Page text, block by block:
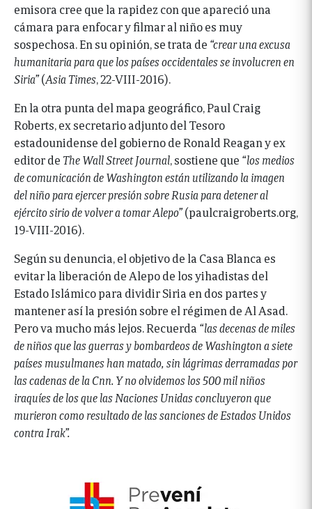
emisora cree que la rapidez con que apareció una
cámara para enfocar y filmar al niño es muy
sospechosa. En su opinión, se trata de “crear una excusa
humanitaria para que los países occidentales se involucren en
Siria”(Asia Times , 22-VIII-2016).
En la otra punta del mapa geográfico, Paul Craig
Roberts, ex secretario adjunto del Tesoro
estadounidense del gobierno de Ronald Reagan y ex
editor de The Wall Street Journal , sostiene que “los medios
de comunicación de Washington están utilizando la imagen
del niño para ejercer presión sobre Rusia para detener al
ejército sirio de volver a tomar Alepo”(paulcraigroberts.org,
19-VIII-2016).
Según su denuncia, el objetivo de la Casa Blanca es
evitar la liberación de Alepo de los yihadistas del
Estado Islámico para dividir Siria en dos partes y
mantener así la presión sobre el régimen de Al Asad.
Pero va mucho más lejos. Recuerda “las decenas de miles
de niños que las guerras y bombardeos de Washington a siete
países musulmanes han matado, sin lágrimas derramadas por
las cadenas de la Cnn. Y no olvidemos los 500 mil niños
iraquíes de los que las Naciones Unidas concluyeron que
murieron como resultado de las sanciones de Estados Unidos
contra Irak”.